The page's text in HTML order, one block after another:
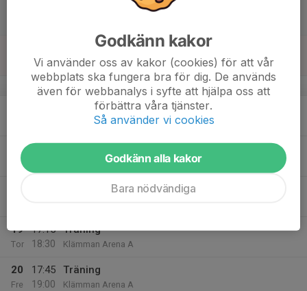
F14 Mitt - F14 Nivå 2 Södra Mitt
v.8
17
Tis Klämman Arena A
19
Tor
17:15
18:30
Träning
Klämman Arena A
20
Fre
17:45
19:00
Träning
Klämman Arena A
Godkänn kakor
Vi använder oss av kakor (cookies) för att vår
webbplats ska fungera bra för dig. De används
även för webbanalys i syfte att hjälpa oss att
förbättra våra tjänster.
Så använder vi cookies
Godkänn alla kakor
Bara nödvändiga